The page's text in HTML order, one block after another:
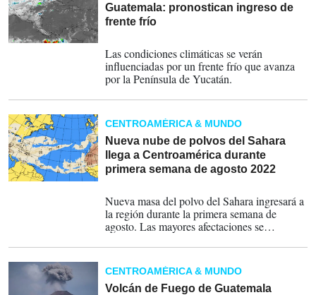
Guatemala: pronostican ingreso de
frente frío
Las condiciones climáticas se verán
influenciadas por un frente frío que avanza
por la Península de Yucatán.
CENTROAMÉRICA & MUNDO
Nueva nube de polvos del Sahara
llega a Centroamérica durante
primera semana de agosto 2022
Nueva masa del polvo del Sahara ingresará a
la región durante la primera semana de
agosto. Las mayores afectaciones se
donde se espera la mayor concentración de
microgramos.
CENTROAMÉRICA & MUNDO
Volcán de Fuego de Guatemala